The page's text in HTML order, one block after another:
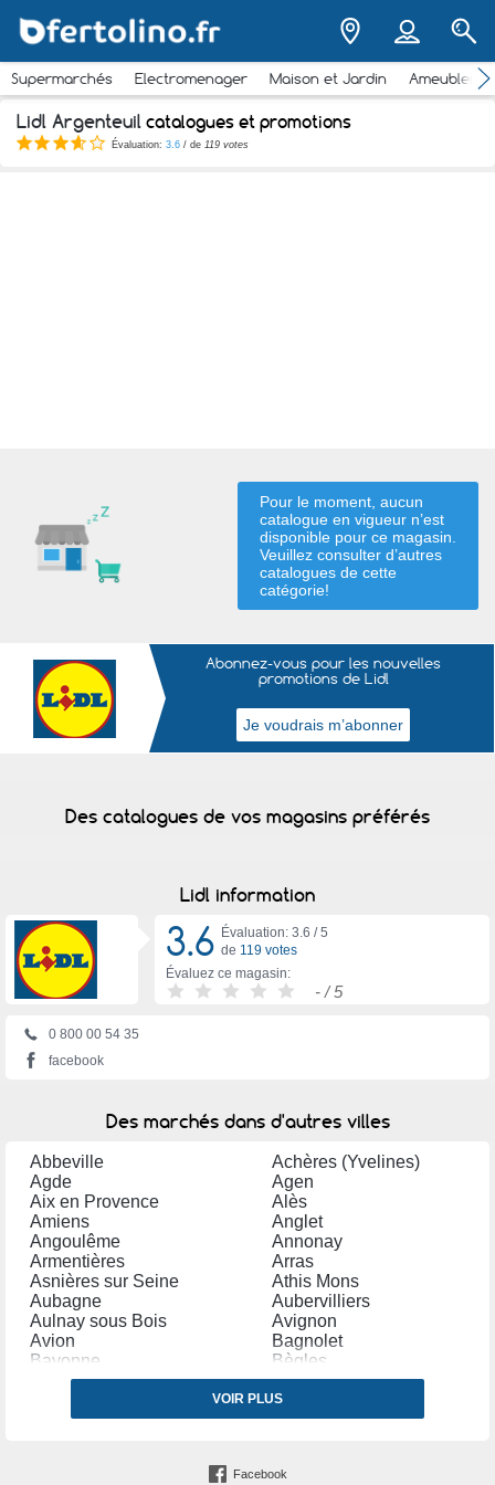
Supermarchés Electromenager Maison et Jardin
Lidl Argenteuil catalogues et promotions
Évaluation: 3.6 / de 119 votes
Pour le moment, aucun
catalogue en vigueur n’est
disponible pour ce magasin.
Veuillez consulter d’autres
catalogues de cette
catégorie!
Abonnez-vous pour les nouvelles
promotions de Lidl
Des catalogues de vos magasins préférés
Lidl information
3.6 Évaluation: 3.6 /5
de 119 votes
Évaluez ce magasin:
- / 5
0 800 00 54 35
facebook
Des marchés dans d'autres villes
Abbeville
Achères (Yvelines)
Agde
Agen
Aix en Provence
Alès
Amiens
Anglet
Angoulême
Annonay
Armentières
Arras
Asnières sur Seine
Athis Mons
Aubagne
Aubervilliers
Aulnay sous Bois
Avignon
Avion
Bagnolet
Bayonne
Bègles
Belfort
Bergerac
Béziers
Blagnac
Bobigny
Bourgoin Jallieu
VOIR PLUS
Facebook